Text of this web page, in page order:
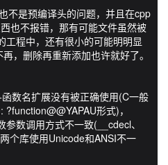
不是预编译头的问题，并且在cpp
也不报错，那有可能文件虽然被
工程中，还有很小的可能明明显
，删除再重新添加也许就好了。
数名扩展没有被正确使用(C一般
形式)，
数调用方式不一致(__cdecl、
个库使用Unicode和ANSI不一